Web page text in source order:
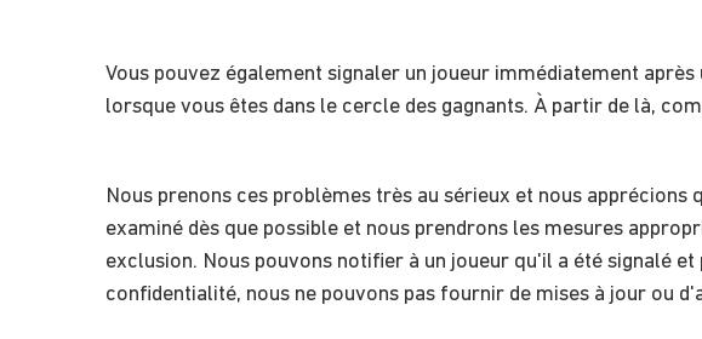
Vous pouvez également signaler un joueur immédiatement
lorsque vous êtes dans le cercle des gagnants. À partir de là,
Nous prenons ces problèmes très au sérieux et nous
examiné dès que possible et nous prendrons les mesures
exclusion. Nous pouvons notifier à un joueur qu'il a été signalé
confidentialité, nous ne pouvons pas fournir de mises à jour ou